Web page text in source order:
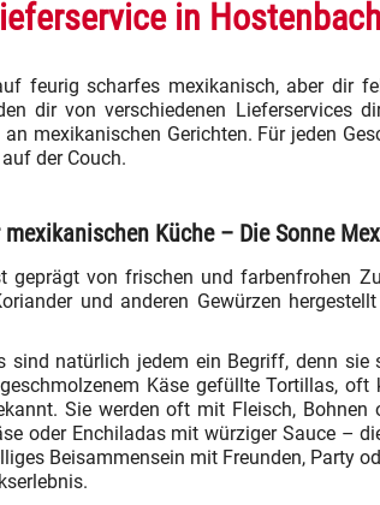
in Hostenbach
feurig scharfes mexikanisch, aber dir
dir von verschiedenen Lieferservices
mexikanischen Gerichten. Für jeden
der Couch.
Küche – Die Sonne
geprägt von frischen und farbenfrohen
und anderen Gewürzen
sind natürlich jedem ein Begriff, denn
Käse gefüllte Tortillas,
Sie werden oft mit Fleisch,
oder Enchiladas mit würziger Sauce –
Beisammensein mit Freunden, Party